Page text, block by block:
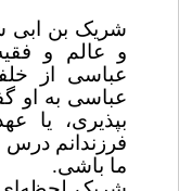
شریک بن ابی
و عالم و
عباسی از
عباسی به او
بپذیری، یا
فرزندانم درس
ما باشی.